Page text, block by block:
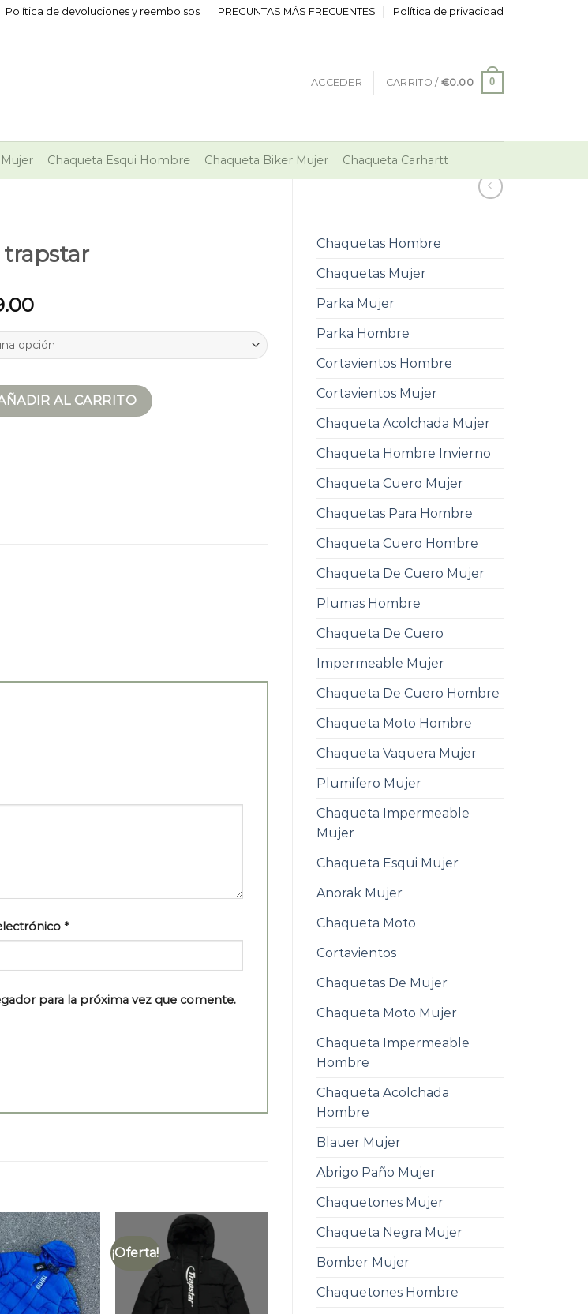
Política de devoluciones y reembolsos PREGUNTAS MÁS FRECUENTES Política de privacidad
ACCEDER CARRITO / €0.00 0
Chaqueta Esqui Hombre Chaqueta Biker Mujer Chaqueta Carhartt
Chaquetas Hombre
Chaquetas Mujer
Parka Mujer
Parka Hombre
Cortavientos Hombre
Cortavientos Mujer
Chaqueta Acolchada Mujer
Chaqueta Hombre Invierno
Chaqueta Cuero Mujer
Chaquetas Para Hombre
Chaqueta Cuero Hombre
Chaqueta De Cuero Mujer
Plumas Hombre
Chaqueta De Cuero
Impermeable Mujer
Chaqueta De Cuero Hombre
Chaqueta Moto Hombre
Chaqueta Vaquera Mujer
Plumifero Mujer
Chaqueta Impermeable
Mujer
Chaqueta Esqui Mujer
Anorak Mujer
Chaqueta Moto
Cortavientos
Chaquetas De Mujer
Chaqueta Moto Mujer
Chaqueta Impermeable
Hombre
Chaqueta Acolchada
Hombre
Blauer Mujer
Abrigo Paño Mujer
Chaquetones Mujer
Chaqueta Negra Mujer
Bomber Mujer
Chaquetones Hombre
AL CARRITO
*
para la próxima vez que comente.
¡Oferta!